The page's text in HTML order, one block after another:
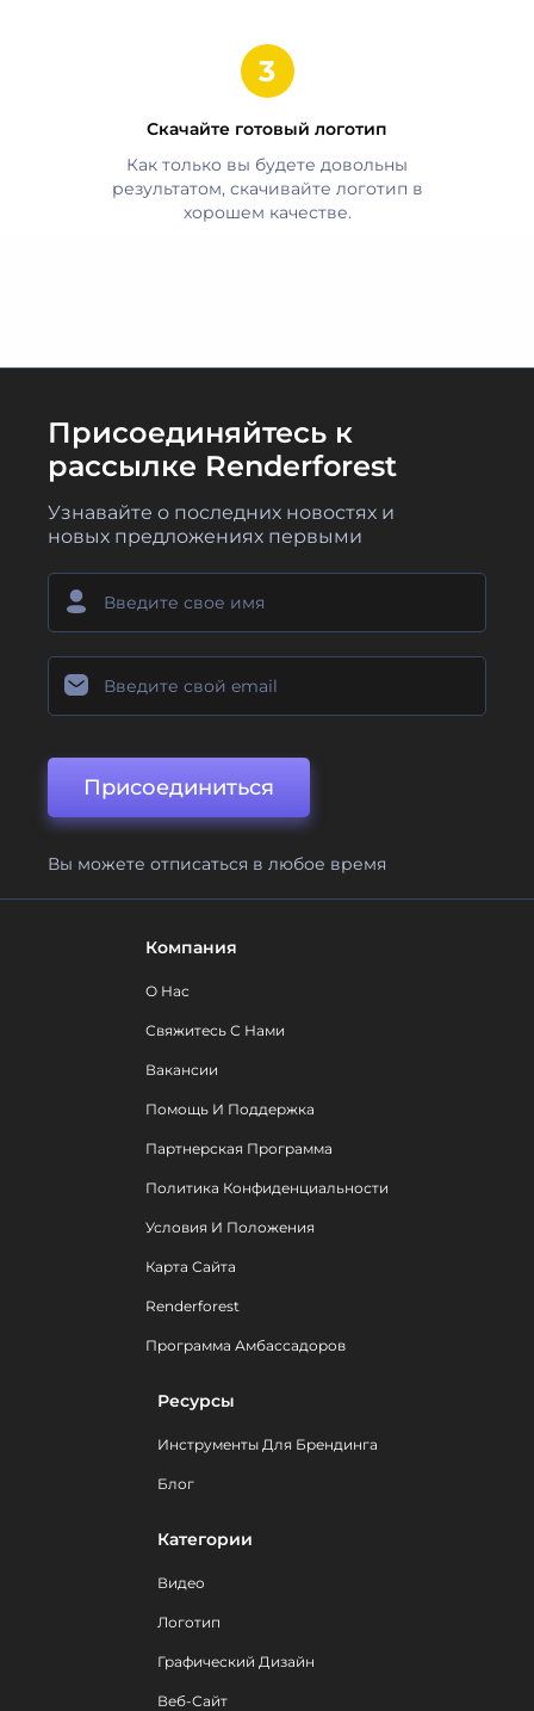
Скачайте готовый логотип
Как только вы будете довольны
результатом, скачивайте логотип в
хорошем качестве.
Присоединяйтесь к
рассылке Renderforest
Узнавайте о последних новостях и
новых предложениях первыми
Присоединиться
Вы можете отписаться в любое время
Компания
О Нас
Свяжитесь С Нами
Вакансии
Помощь И Поддержка
Партнерская Программа
Политика Конфиденциальности
Условия И Положения
Карта Сайта
Renderforest
Программа Амбассадоров
Ресурсы
Инструменты Для Брендинга
Блог
Категории
Видео
Логотип
Графический Дизайн
Веб-Сайт